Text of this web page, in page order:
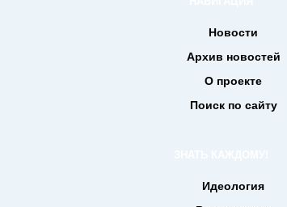
Новости
Архив новостей
О проекте
Поиск по сайту
Идеология